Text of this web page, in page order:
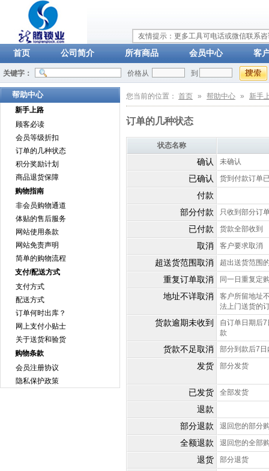
友情提示：更多工具可电话或微信联系
首页 公司简介 所有商品 会员中心 客
关键字： 价格从 到
帮助中心
新手上路
顾客必读
会员等级折扣
订单的几种状态
积分奖励计划
商品退货保障
购物指南
非会员购物通道
体贴的售后服务
网站使用条款
网站免责声明
简单的购物流程
支付/配送方式
支付方式
配送方式
订单何时出库？
网上支付小贴士
关于送货和验货
购物条款
会员注册协议
隐私保护政策
您当前的位置： 首页 » 帮助中心 » 新手
订单的几种状态
状态名称
确认 未确认
已确认 货到付款订单
付款
部分付款
只收到部分订
已付款 货款全部收到
取消 客户要求取消
超送货范围取消 超出送货范围
重复订单取消 同一日重复定
地址不详取消
客户所留地址
法上门送货的
货款逾期未收到
自订单日期后
款
货款不足取消 部分到款后7
发货 部分发货
已发货 全部发货
退款
部分退款
退回您的部分
全额退款 退回您的全部
退货 部分退货